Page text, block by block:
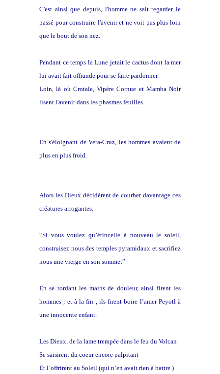
C'est ainsi que depuis, l'homme ne sait regarder le
passé pour construire l'avenir et ne voit pas plus loin
que le bout de son nez.
Pendant ce temps la Lune jetait le cactus dont la mer
lui avait fait offrande pour se faire pardonner.
Loin, là où Crotale, Vipère Cornue et Mamba Noir
lisent l'avenir dans les phasmes feuilles.
En s'éloignant de Vera-Cruz, les hommes avaient de
plus en plus froid.
Alors les Dieux décidèrent de courber davantage ces
créatures arrogantes.
“Si vous voulez qu’étincelle à nouveau le soleil,
construisez nous des temples pyramidaux et sacrifiez
nous une vierge en son sommet”
En se tordant les mains de douleur, ainsi firent les
hommes , et à la fin , ils firent boire l’amer Peyotl à
une innocente enfant.
Les Dieux, de la lame trempée dans le feu du Volcan
Se saisirent du coeur encore palpitant
Et l’offrirent au Soleil (qui n’en avait rien à battre.)